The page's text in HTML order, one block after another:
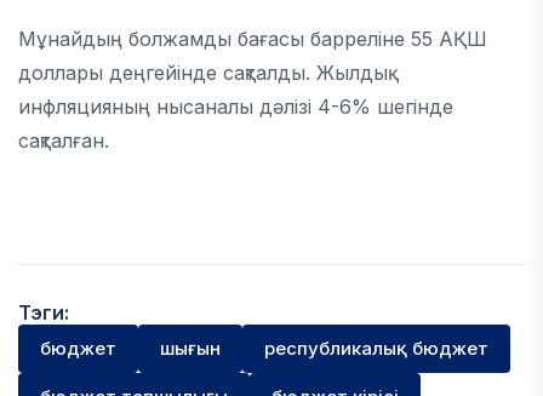
Мұнайдың болжамды бағасы барреліне 55 АҚШ
доллары деңгейінде сақталды. Жылдық
инфляцияның нысаналы дәлізі 4-6% шегінде
сақталған.
Тэги:
бюджет шығын республикалық бюджет